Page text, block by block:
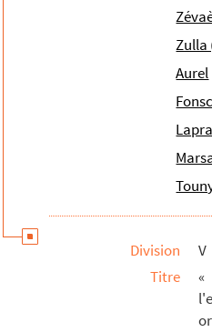
Zulla
Aurel
Division
V
Titre
«